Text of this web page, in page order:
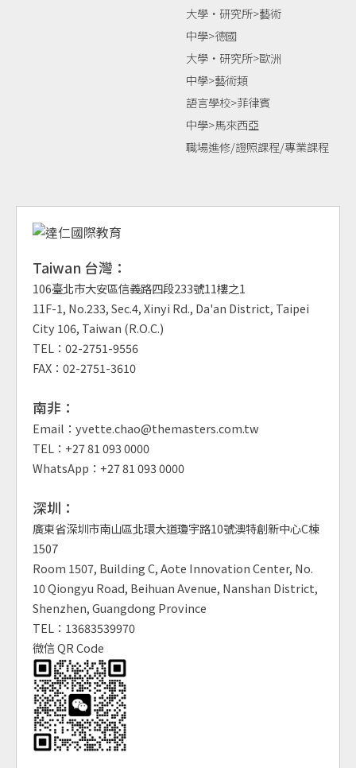
大學‧研究所>藝術
中學>德國
大學‧研究所>歐洲
中學>藝術類
語言學校>菲律賓
中學>馬來西亞
職場進修/證照課程/專業課程
Taiwan 台灣：
106臺北市大安區信義路四段233號11樓之1
11F-1, No.233, Sec.4, Xinyi Rd., Da'an District, Taipei
City 106, Taiwan (R.O.C.)
TEL：02-2751-9556
FAX：02-2751-3610
南非：
Email：yvette.chao@themasters.com.tw
TEL：+27 81 093 0000
WhatsApp：+27 81 093 0000
深圳：
廣東省深圳市南山區北環大道瓊宇路10號澳特創新中心C棟
1507
Room 1507, Building C, Aote Innovation Center, No.
10 Qiongyu Road, Beihuan Avenue, Nanshan District,
Shenzhen, Guangdong Province
TEL：13683539970
微信 QR Code